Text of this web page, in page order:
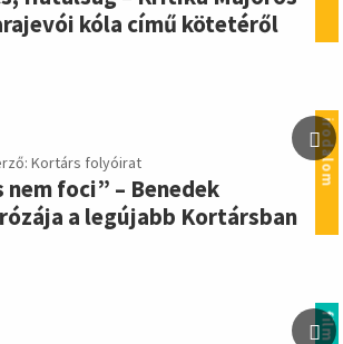
kóla című kötetéről
irodalom
Kortárs folyóirat
foci” – Benedek
a legújabb Kortársban
film